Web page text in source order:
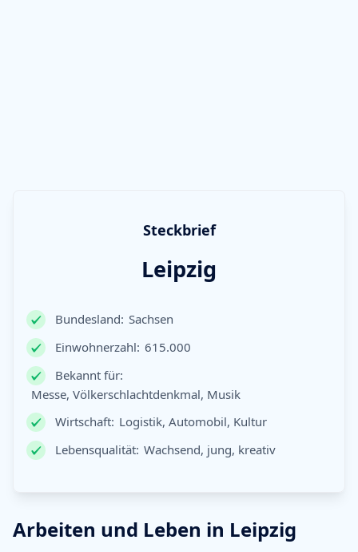
Steckbrief
Leipzig
Bundesland: Sachsen
Einwohnerzahl: 615.000
Bekannt für:
Messe, Völkerschlachtdenkmal, Musik
Wirtschaft: Logistik, Automobil, Kultur
Lebensqualität: Wachsend, jung, kreativ
Arbeiten und Leben in Leipzig